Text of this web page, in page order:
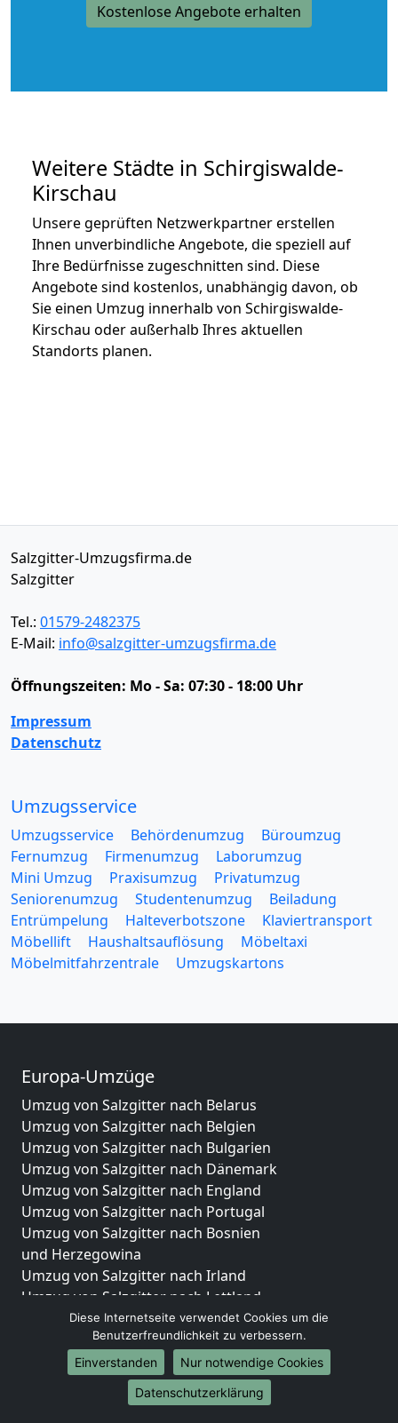
Kostenlose Angebote erhalten
Weitere Städte in Schirgiswalde-
Kirschau
Unsere geprüften Netzwerkpartner erstellen
Ihnen unverbindliche Angebote, die speziell auf
Ihre Bedürfnisse zugeschnitten sind. Diese
Angebote sind kostenlos, unabhängig davon, ob
Sie einen Umzug innerhalb von Schirgiswalde-
Kirschau oder außerhalb Ihres aktuellen
Standorts planen.
Salzgitter-Umzugsfirma.de
Salzgitter
Tel.: 01579-2482375
E-Mail: info@salzgitter-umzugsfirma.de
Öffnungszeiten: Mo - Sa: 07:30 - 18:00 Uhr
Impressum
Datenschutz
Umzugsservice
Umzugsservice Behördenumzug
Büroumzug
Fernumzug
Firmenumzug
Laborumzug
Mini Umzug
Praxisumzug
Privatumzug
Seniorenumzug
Studentenumzug
Beiladung
Entrümpelung
Halteverbotszone
Klaviertransport
Möbellift
Haushaltsauflösung
Möbeltaxi
Möbelmitfahrzentrale
Umzugskartons
Europa-Umzüge
Umzug von Salzgitter nach Belarus
Umzug von Salzgitter nach Belgien
Umzug von Salzgitter nach Bulgarien
Umzug von Salzgitter nach Dänemark
Umzug von Salzgitter nach England
Umzug von Salzgitter nach Portugal
Umzug von Salzgitter nach Bosnien
und Herzegowina
Umzug von Salzgitter nach Irland
Umzug von Salzgitter nach Lettland
Umzug von Salzgitter nach Zypern
Umzug von Salzgitter nach Kroatien
Umzug von Salzgitter nach Estland
Umzug von Salzgitter nach Finnland
Umzug von Salzgitter nach Frankreich
Diese Internetseite verwendet Cookies um die
Benutzerfreundlichkeit zu verbessern.
Einverstanden
Nur notwendige Cookies
Datenschutzerklärung